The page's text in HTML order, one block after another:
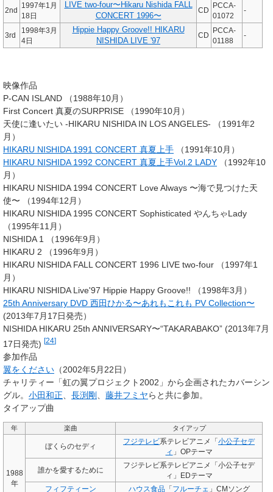
2nd
1997年1月
18日
LIVE two-four〜Hikaru Nishida FALL
CONCERT 1996〜
CD
PCCA-
01072
-
3rd
1998年3月
4日
Hippie Happy Groove!! HIKARU
NISHIDA LIVE '97
CD
PCCA-
01188
-
映像作品
P-CAN ISLAND （1988年10月）
First Concert 真夏のSURPRISE （1990年10月）
天使に逢いたい -HIKARU NISHIDA IN LOS ANGELES- （1991年2
月）
HIKARU NISHIDA 1991 CONCERT 真夏上手 （1991年10月）
HIKARU NISHIDA 1992 CONCERT 真夏上手Vol.2 LADY （1992年10
月）
HIKARU NISHIDA 1994 CONCERT Love Always 〜海で見つけた天
使〜 （1994年12月）
HIKARU NISHIDA 1995 CONCERT Sophisticated やんちゃLady
（1995年11月）
NISHIDA 1 （1996年9月）
HIKARU 2 （1996年9月）
HIKARU NISHIDA FALL CONCERT 1996 LIVE two-four （1997年1
月）
HIKARU NISHIDA Live'97 Hippie Happy Groove!! （1998年3月）
25th Anniversary DVD 西田ひかる〜あれもこれも PV Collection〜
(2013年7月17日発売）
NISHIDA HIKARU 25th ANNIVERSARY〜“TAKARABAKO” (2013年7月
17日発売) [24]
参加作品
翼をください （2002年5月22日）
チャリティー「虹の翼プロジェクト2002」から企画されたカバーシン
グル。 小田和正 長渕剛 藤井フミヤらと共に参加。
タイアップ曲
年 楽曲 タイアップ
1988
年
ぼくらのセディ
フジテレビ系テレビアニメ「小公子セデ
ィ 」OPテーマ
誰かを愛するために
フジテレビ系テレビアニメ「小公子セデ
ィ」EDテーマ
フィフティーン
ハウス食品「フルーチェ 」CMソング